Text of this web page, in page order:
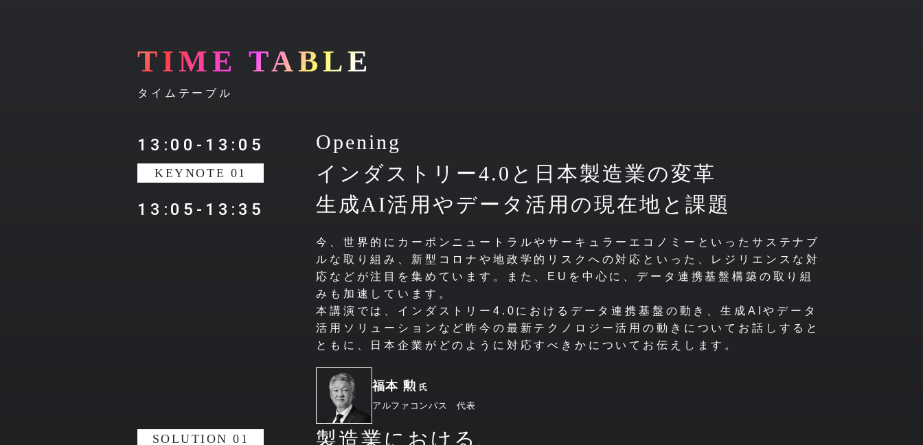
TIME TABLE
タイムテーブル
13:00-13:05 Opening
KEYNOTE 01
13:05-13:35
インダストリー4.0と 日本製造業の変革
生成AI活用やデータ活用の現在地と課題
今、世界的にカーボンニュートラルやサーキュラーエコノミーといったサステナブ
ルな取り組み、新型コロナや地政学的リスクへの対応といった、レジリエンスな対
応などが注目を集めています。また、EUを中心に、データ連携基盤構築の取り組
みも加速しています。
本講演では、インダストリー4.0におけるデータ連携基盤の動き、生成AIやデータ
活用ソリューションなど昨今の最新テクノロジー活用の動きについてお話しすると
ともに、日本企業がどのように対応すべきかについてお伝えします。
福本 勲 氏
アルファコンパス 代表
SOLUTION 01
製造業における、